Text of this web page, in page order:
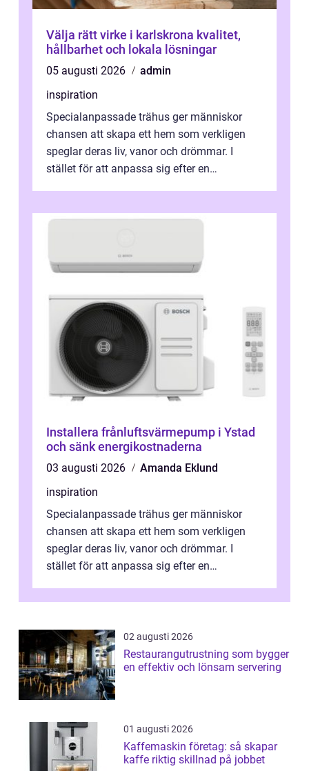
Välja rätt virke i karlskrona kvalitet,
hållbarhet och lokala lösningar
05 augusti 2026
admin
inspiration
Specialanpassade trähus ger människor
chansen att skapa ett hem som verkligen
speglar deras liv, vanor och drömmar. I
stället för att anpassa sig efter en
Installera frånluftsvärmepump i Ystad
och sänk energikostnaderna
03 augusti 2026
Amanda Eklund
inspiration
Specialanpassade trähus ger människor
chansen att skapa ett hem som verkligen
speglar deras liv, vanor och drömmar. I
stället för att anpassa sig efter en
02 augusti 2026
Restaurangutrustning som bygger
en effektiv och lönsam servering
01 augusti 2026
Kaffemaskin företag: så skapar
kaffe riktig skillnad på jobbet